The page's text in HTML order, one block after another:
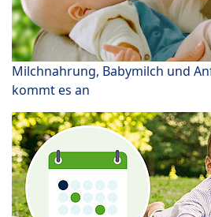
Milchnahrung, Babymilch und
kommt es an